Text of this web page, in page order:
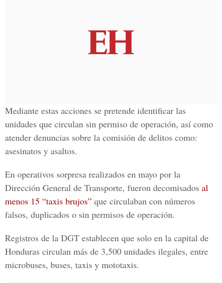
Mediante estas acciones se pretende identificar las
unidades que circulan sin permiso de operación, así como
atender denuncias sobre la comisión de delitos como:
asesinatos y asaltos.
En operativos sorpresa realizados en mayo por la
Dirección General de Transporte, fueron decomisados al
menos 15 “taxis brujos” que circulaban con números
falsos, duplicados o sin permisos de operación.
Registros de la DGT establecen que solo en la capital de
Honduras circulan más de 3,500 unidades ilegales, entre
microbuses, buses, taxis y mototaxis.